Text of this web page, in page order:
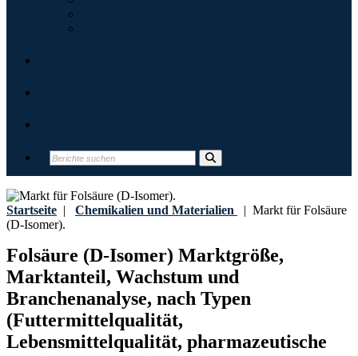
Startseite | Chemikalien und Materialien | Markt für Folsäure
(D-Isomer).
Folsäure (D-Isomer) Marktgröße,
Marktanteil, Wachstum und
Branchenanalyse, nach Typen
(Futtermittelqualität,
Lebensmittelqualität, pharmazeutische